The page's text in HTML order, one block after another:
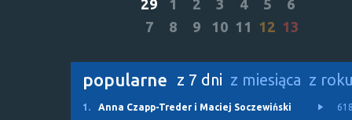
29
1 2 3 4 5
6
7
8 9 10 11 12 13
popularne z 7 dni z miesiąca z
1. Anna Czapp-Treder i Maciej Soczewiński